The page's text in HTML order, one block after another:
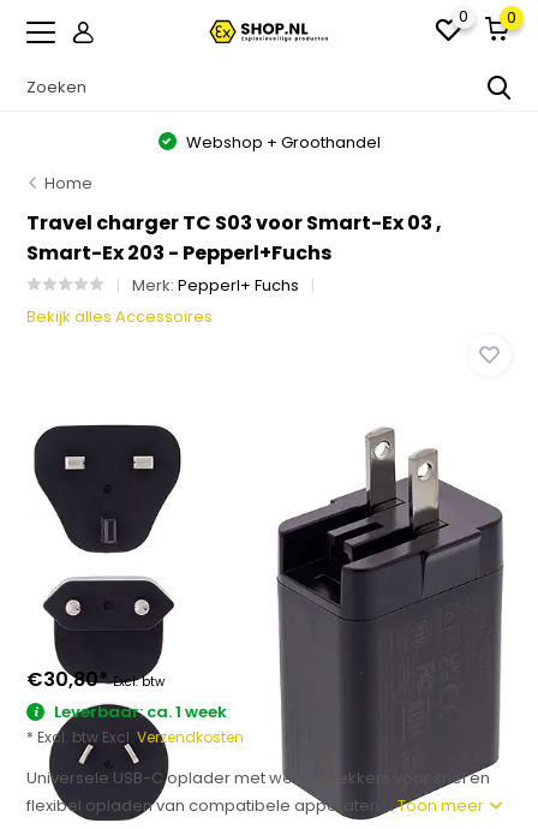
0 0
Webshop + Groothandel
Home
Travel charger TC S03 voor Smart-Ex 03 ,
Smart-Ex 203 - Pepperl+Fuchs
Merk:Pepperl+ Fuchs
Bekijk alles Accessoires
€30,80*Excl. btw
Leverbaar: ca. 1 week
* Excl. btw Excl.Verzendkosten
Universele USB-C oplader met wereldstekkers voor snel en
flexibel opladen van compatibele apparaten....Toon meer